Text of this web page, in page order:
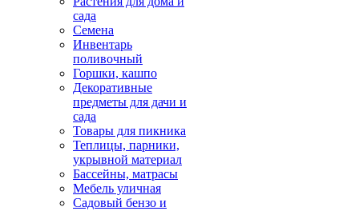
сада
Семена
Инвентарь
поливочный
Горшки, кашпо
Декоративные
предметы для дачи и
сада
Товары для пикника
Теплицы, парники,
укрывной материал
Бассейны, матрасы
Мебель уличная
Садовый бензо и